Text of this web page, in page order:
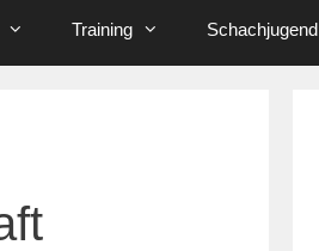
Training Schachjugend